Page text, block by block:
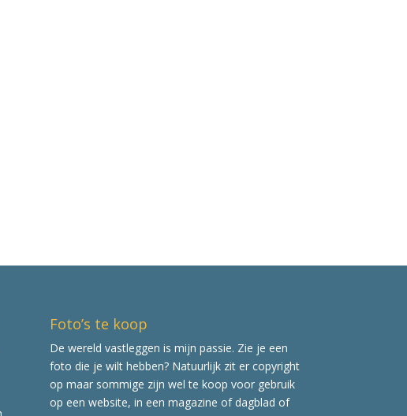
Foto’s te koop
De wereld vastleggen is mijn passie. Zie je een
foto die je wilt hebben? Natuurlijk zit er copyright
op maar sommige zijn wel te koop voor gebruik
op een website, in een magazine of dagblad of